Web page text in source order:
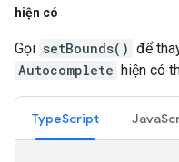
hiện có
Gọi setBounds() để
Autocomplete hiện có
TypeScript